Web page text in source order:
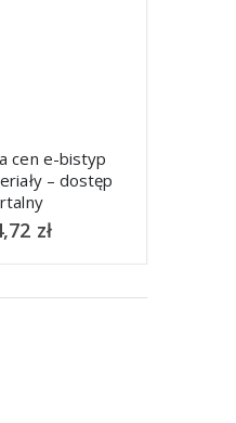
cen e-bistyp
– dostęp
zł